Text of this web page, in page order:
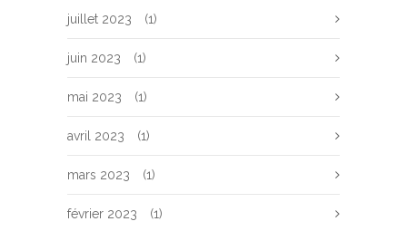
juillet 2023 (1)
juin 2023 (1)
mai 2023 (1)
avril 2023 (1)
mars 2023 (1)
février 2023 (1)